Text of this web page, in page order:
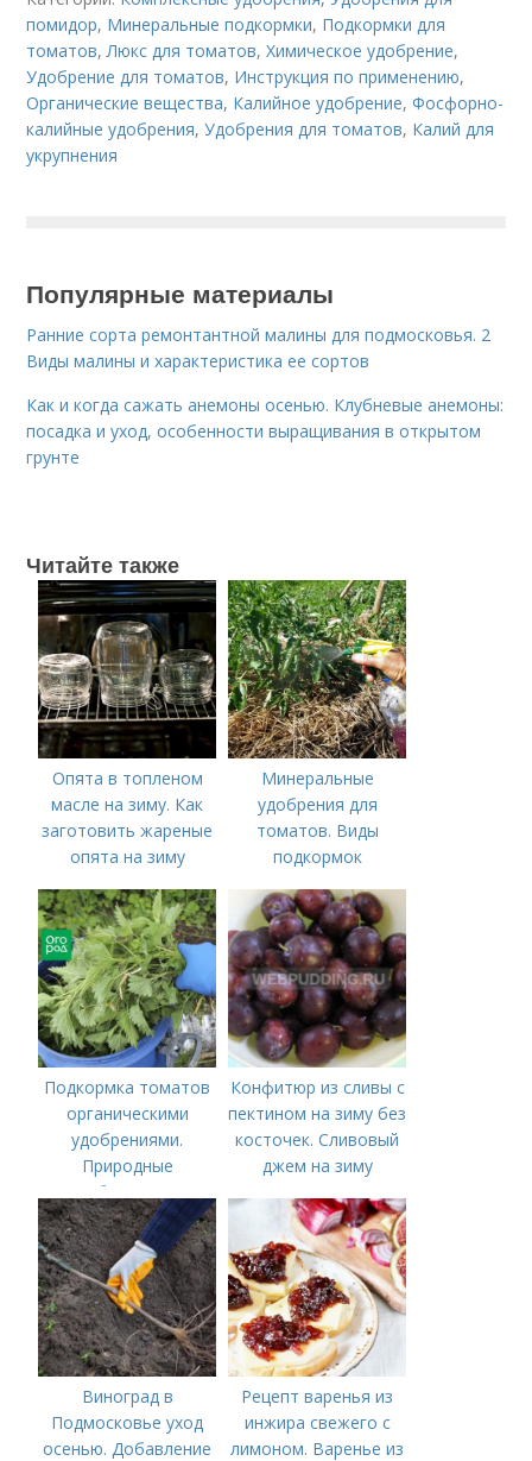
помидор, Минеральные подкормки, Подкормки для
томатов,Люкс для томатов,Химическое удобрение,
Удобрение для томатов, Инструкция по применению,
Органические вещества, Калийное удобрение,Фосфорно-
калийные удобрения,Удобрения для томатов, Калий для
укрупнения
Популярные материалы
Ранние сорта ремонтантной малины для подмосковья. 2
Виды малины и характеристика ее сортов
Как и когда сажать анемоны осенью. Клубневые анемоны:
посадка и уход, особенности выращивания в открытом
грунте
Читайте также
Опята в топленом
масле на зиму. Как
заготовить жареные
опята на зиму
Минеральные
удобрения для
томатов. Виды
подкормок
Подкормка томатов
органическими
удобрениями.
Природные
удобрения для
подкормки "по листу"
Конфитюр из сливы с
пектином на зиму без
косточек. Сливовый
джем на зиму
Виноград в
Подмосковье уход
осенью. Добавление
Рецепт варенья из
инжира свежего с
лимоном. Варенье из